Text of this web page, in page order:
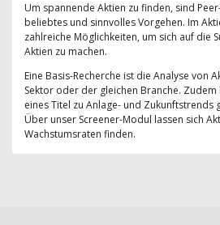
Um spannende Aktien zu finden, sind
beliebtes und sinnvolles Vorgehen. Im
zahlreiche Möglichkeiten, um sich auf die
Aktien zu machen.
Eine Basis-Recherche ist die Analyse von
Sektor oder der gleichen Branche.
eines Titel zu Anlage- und Zukunftstrends
Über unser Screener-Modul lassen sich
Wachstumsraten finden.